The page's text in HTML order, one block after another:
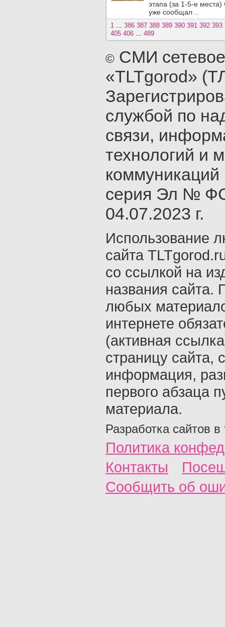
этапа (за 1-5-е
уже сообщал ..
1 386 387 388 389 390 391 392 393
405 406 489
© СМИ
«TLTgorod»
службой по
связи,
технологий и
серия Эл №
04.07.2023 г.
Использование
сайта
со ссылкой на
названия сайта.
любых
интернете
(активная
страницу сайта,
информация,
первого абзаца
материала.
Разработка сайтов в
Политика
Контакты
Сообщить об